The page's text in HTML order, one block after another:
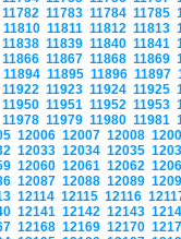
11782 11783 11784 11785
11810 11811 11812 11813
11838 11839 11840 11841
11866 11867 11868 11869
11894 11895 11896 11897
11922 11923 11924 11925
11950 11951 11952 11953
11978 11979 11980 11981
12006 12007 12008
12033 12034 12035
12060 12061 12062
12087 12088 12089
12114 12115 12116
12141 12142 12143
12168 12169 12170